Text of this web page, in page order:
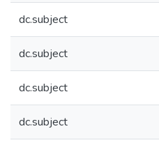
dc.subject
dc.subject
dc.subject
dc.subject